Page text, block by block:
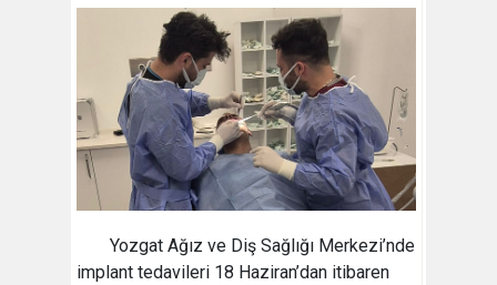
Yozgat Ağız ve Diş Sağlığı Merkezi’nde
implant tedavileri 18 Haziran’dan itibaren